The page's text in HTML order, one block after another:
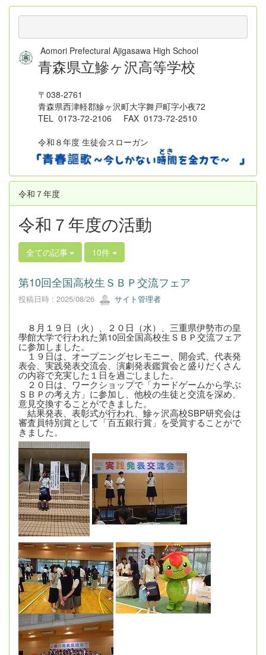
Aomori Prefectural Ajigasawa High School
青森県立鰺ヶ沢高等学校
〒038-2761
青森県西津軽郡鰺ヶ沢町大字舞戸町字小夜72
TEL 0173-72-2106 FAX 0173-72-2510
令和８年度 生徒会スローガン
令和７年度
令和７年度の活動
全ての記事 10件
第10回全国高校生ＳＢＰ交流フェア
投稿日時 : 2025/08/26 サイト管理者
８月１９日（火）、２０日（水）、三重県伊勢市の皇
學館大学で行われた第10回全国高校生ＳＢＰ交流フェア
に参加しました。
１９日は、オープニングセレモニー、開会式、代表発
表会、実践発表交流会、演劇発表鑑賞会と盛りだくさん
の内容で充実した１日を過ごしました。
２０日は、ワークショップで「カードゲームから学ぶ
ＳＢＰの考え方」に参加し、他校の生徒と交流を深め、
意見交換することができました。
結果発表、表彰式が行われ、鰺ヶ沢高校SBP研究会は
審査員特別賞として「百五銀行賞」を受賞することがで
きました。